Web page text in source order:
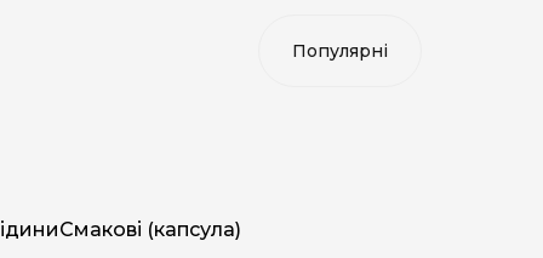
Смакові (капсула)